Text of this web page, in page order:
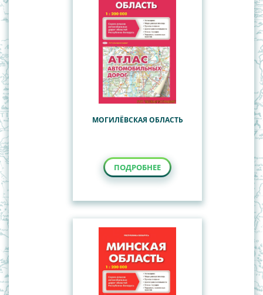
Общегеографические, обзорно-
топографические карты
Политико-административные карты Республики
Туристские карты
Учебные настенные карты
МОГИЛЁВСКАЯ ОБЛАСТЬ
ПОДРОБНЕЕ